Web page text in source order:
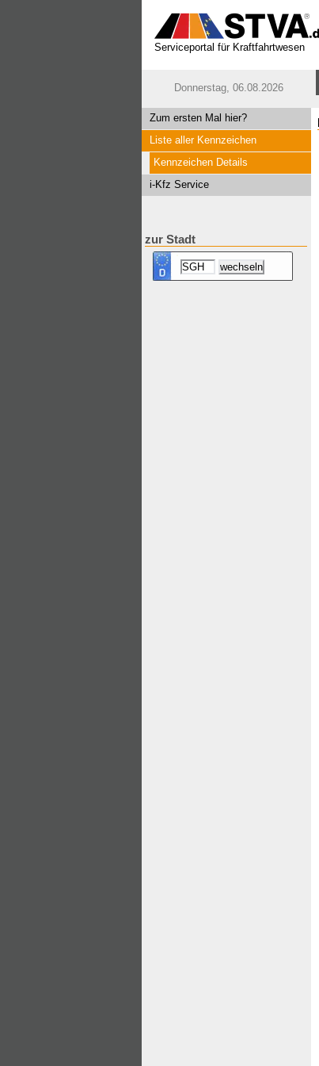
Serviceportal für Kraftfahrtwesen
Donnerstag, 06.08.2026
Zum ersten Mal hier?
Liste aller Kennzeichen
Kennzeichen Details
i-Kfz Service
zur Stadt